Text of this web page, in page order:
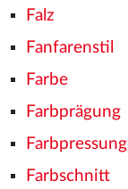
Falz
Fanfarenstil
Farbe
Farbprägung
Farbpressung
Farbschnitt